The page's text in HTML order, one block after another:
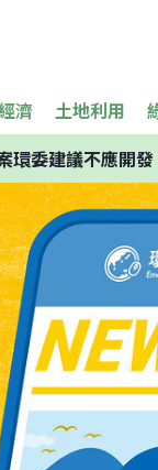
濟 土地利用
環委建議不應開發